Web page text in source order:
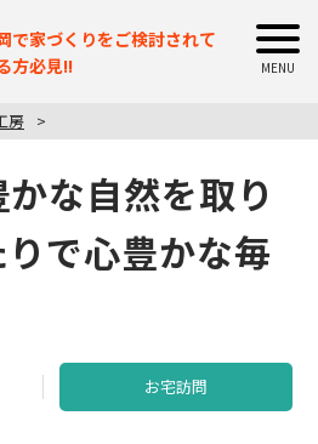
で家づくりをご検討されて
方必見!!
房
な自然を取り
で心豊かな毎
お宅訪問